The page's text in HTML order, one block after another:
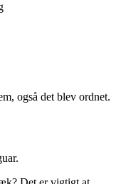
også det blev ordnet.